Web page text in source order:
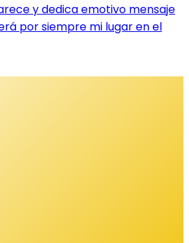
y dedica emotivo mensaje
por siempre mi lugar en el